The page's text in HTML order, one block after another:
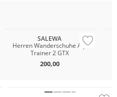
SALEWA
Herren Wanderschuhe Alp
Trainer 2 GTX
200,00